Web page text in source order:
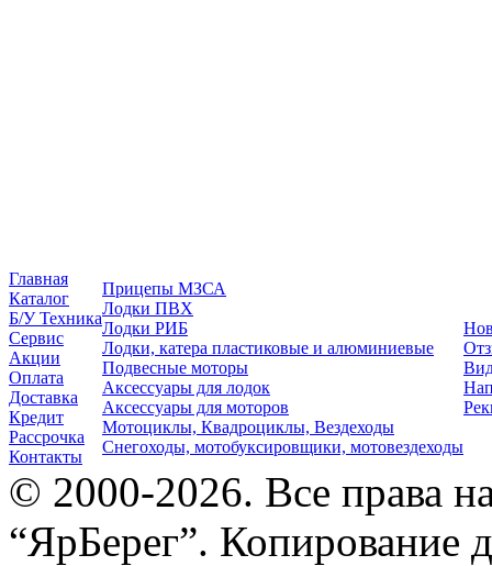
Главная
Каталог
Б/У Техника
Сервис
Акции
Оплата
Доставка
Кредит
Рассрочка
Контакты
Прицепы МЗСА
Лодки ПВХ
Лодки РИБ
Лодки, катера пластиковые и алюминиевые
Подвесные моторы
Аксессуары для лодок
Аксессуары для моторов
Мотоциклы, Квадроциклы, Вездеходы
Снегоходы, мотобуксировщики, мотовездеходы
© 2000-2026. Все права
“ЯрБерег”. Копирование